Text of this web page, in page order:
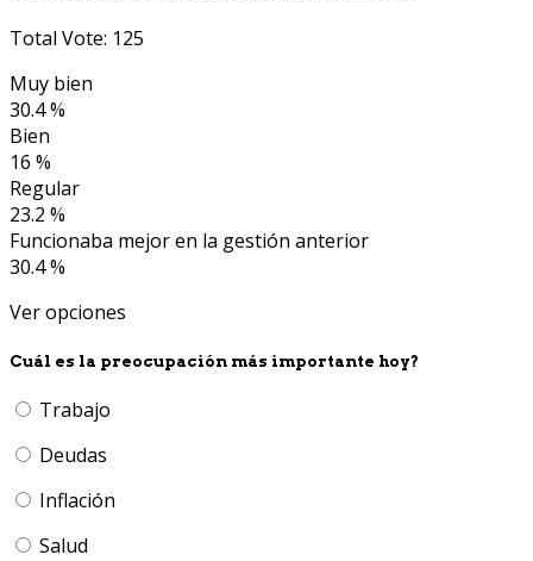
Total Vote: 125
Muy bien
30.4 %
Bien
16 %
Regular
23.2 %
Funcionaba mejor en la gestión anterior
30.4 %
Ver opciones
Cuál es la preocupación más importante hoy?
Trabajo
Deudas
Inflación
Salud